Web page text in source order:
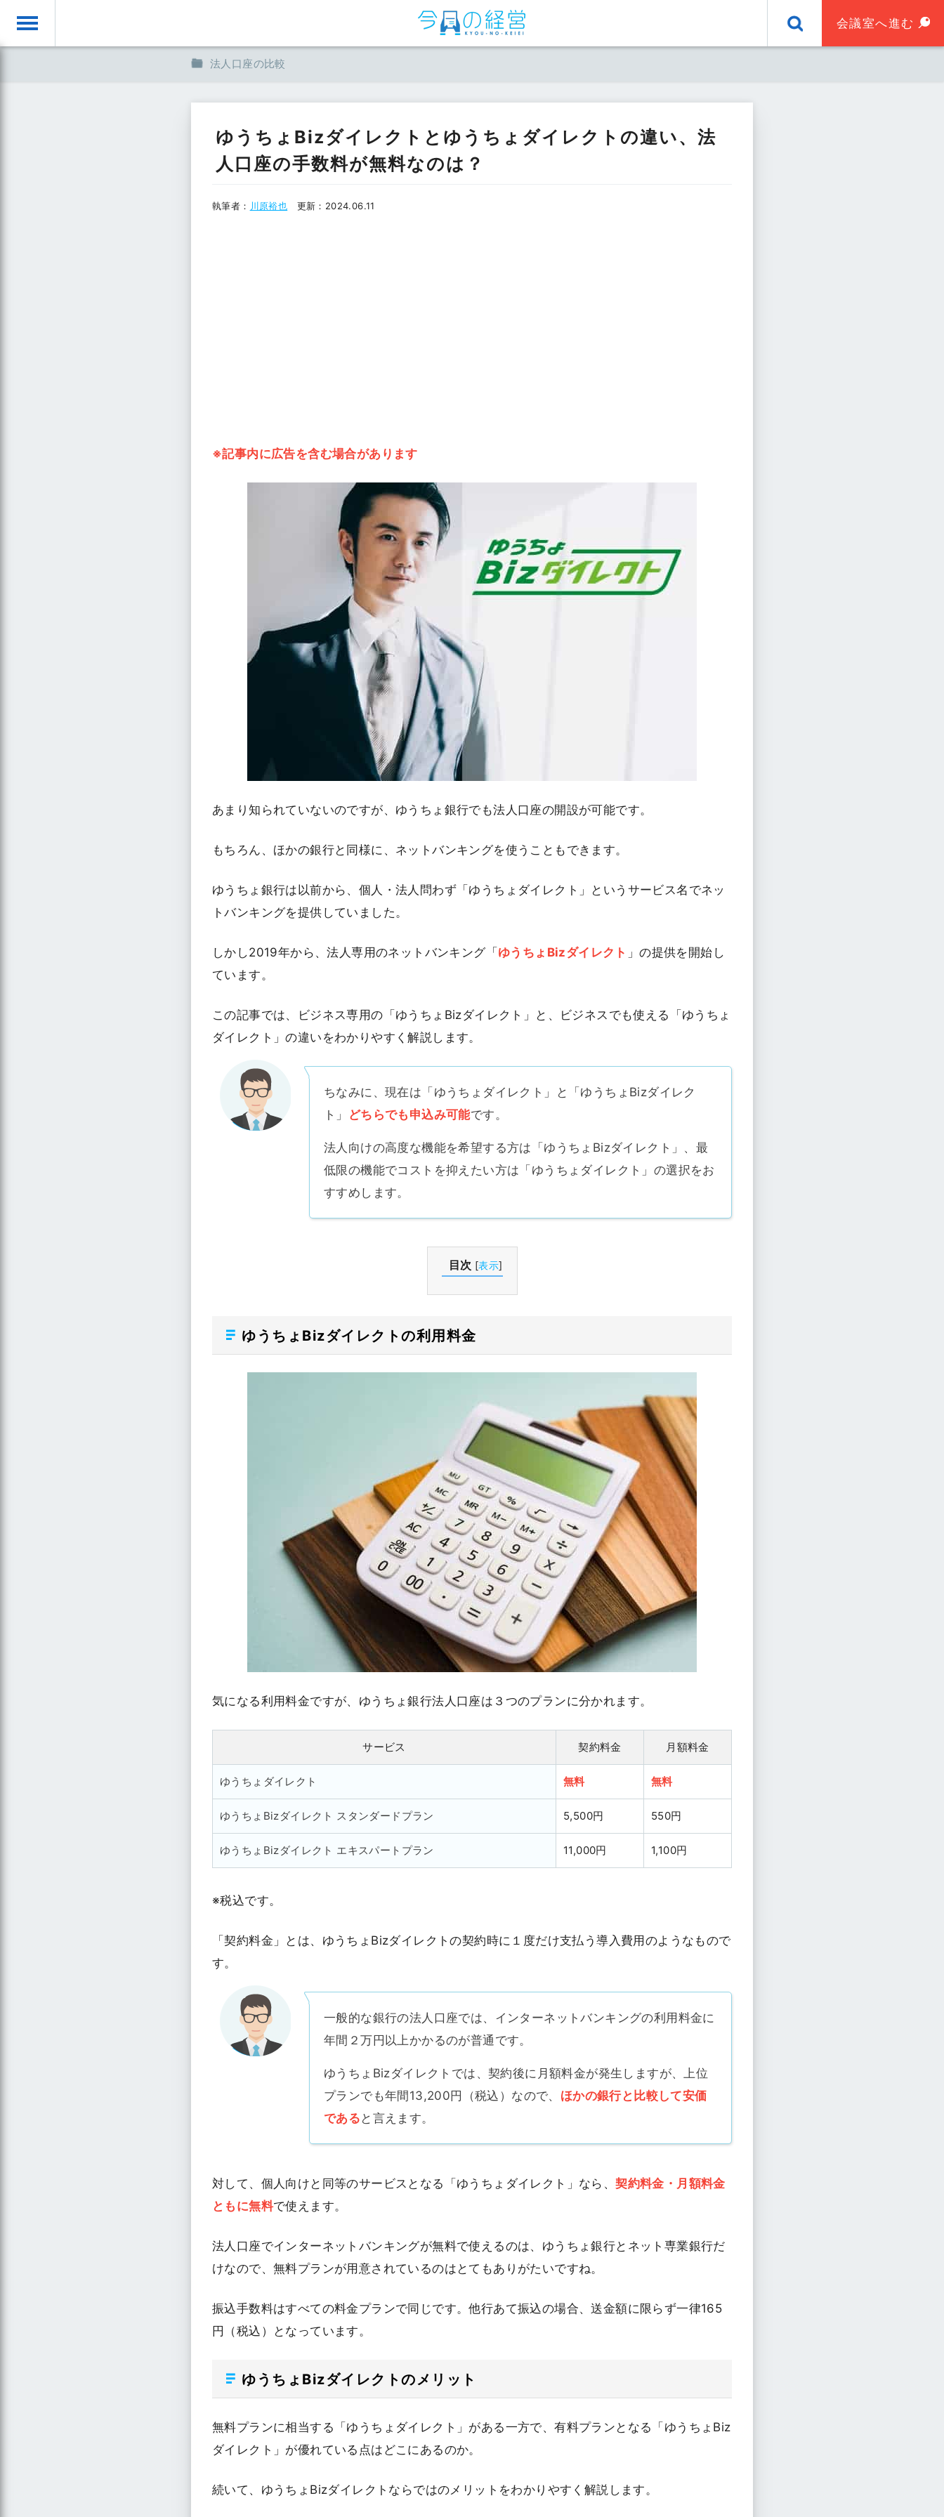
toggle 会議室へ進む
法人口座の比較
ゆうちょBizダイレクトとゆうちょダイレクトの違い、法
人口座の手数料が無料なのは？
執筆者： 川原裕也 更新： 2024.06.11
※記事内に広告を含む場合があります
あまり知られていないのですが、ゆうちょ銀行でも法人口座の開設が可能です。
もちろん、ほかの銀行と同様に、ネットバンキングを使うこともできます。
ゆうちょ銀行は以前から、個人・法人問わず「ゆうちょダイレクト」というサービス名でネッ
トバンキングを提供していました。
しかし2019年から、法人専用のネットバンキング「 ゆうちょBizダイレクト 」の提供を開始し
ています。
この記事では、ビジネス専用の「ゆうちょBizダイレクト」と、ビジネスでも使える「ゆうちょ
ダイレクト」の違いをわかりやすく解説します。
ちなみに、現在は「ゆうちょダイレクト」と「ゆうちょBizダイレク
ト」
どちらでも申込み可能です。
法人向けの高度な機能を希望する方は「ゆうちょBizダイレクト」、最
低限の機能でコストを抑えたい方は「ゆうちょダイレクト」の選択をお
すすめします。
目次 [表示]
ゆうちょBizダイレクトの利用料金
気になる利用料金ですが、ゆうちょ銀行法人口座は３つのプランに分かれます。
サービス 契約料金 月額料金
ゆうちょダイレクト 無料 無料
ゆうちょBizダイレクト スタンダードプラン 5,500円 550円
ゆうちょBizダイレクト エキスパートプラン 11,000円 1,100円
※税込です。
「契約料金」とは、ゆうちょBizダイレクトの契約時に１度だけ支払う導入費用のようなもので
す。
一般的な銀行の法人口座では、インターネットバンキングの利用料金に
年間２万円以上かかるのが普通です。
ゆうちょBizダイレクトでは、契約後に月額料金が発生しますが、上位
プランでも年間13,200円（税込）なので、 ほかの銀行と比較して安価
である と言えます。
対して、個人向けと同等のサービスとなる「ゆうちょダイレクト」なら、契約料金・月額料金
ともに無料で使えます。
法人口座でインターネットバンキングが無料で使えるのは、ゆうちょ銀行とネット専業銀行だ
けなので、無料プランが用意されているのはとてもありがたいですね。
振込手数料はすべての料金プランで同じです。他行あて振込の場合、送金額に限らず一律165
円（税込）となっています。
ゆうちょBizダイレクトのメリット
無料プランに相当する「ゆうちょダイレクト」がある一方で、有料プランとなる「ゆうちょBiz
ダイレクト」が優れている点はどこにあるのか。
続いて、ゆうちょBizダイレクトならではのメリットをわかりやすく解説します。